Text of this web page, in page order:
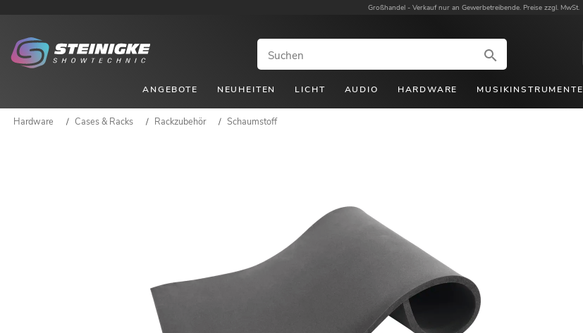
Großhandel - Verkauf nur an Gewerbetreibende. Preise zzgl. MwSt.
ANGEBOTE NEUHEITEN LICHT AUDIO HARDWARE MUSIKINSTRUMENTE
Hardware / Cases & Racks / Rackzubehör / Schaumstoff